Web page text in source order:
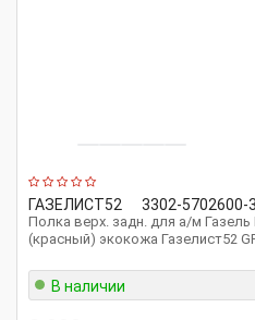
ГАЗЕЛИСТ52 3302-5702600-3
Полка верх. задн. для а/м Газель
(красный) экокожа Газелист52
В наличии